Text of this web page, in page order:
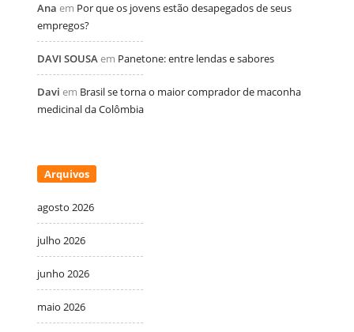
Ana em Por que os jovens estão desapegados de seus
empregos?
DAVI SOUSAem Panetone: entre lendas e sabores
Davi em Brasil se torna o maior comprador de maconha
medicinal da Colômbia
Arquivos
agosto 2026
julho 2026
junho 2026
maio 2026